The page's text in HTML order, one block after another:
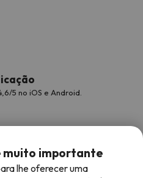
5 no iOS e Android.
muito importante
lhe oferecer uma